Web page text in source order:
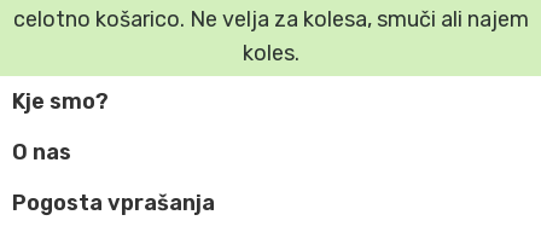
celotno košarico. Ne velja za kolesa, smuči ali najem
koles.
Kje smo?
O nas
Pogosta vprašanja